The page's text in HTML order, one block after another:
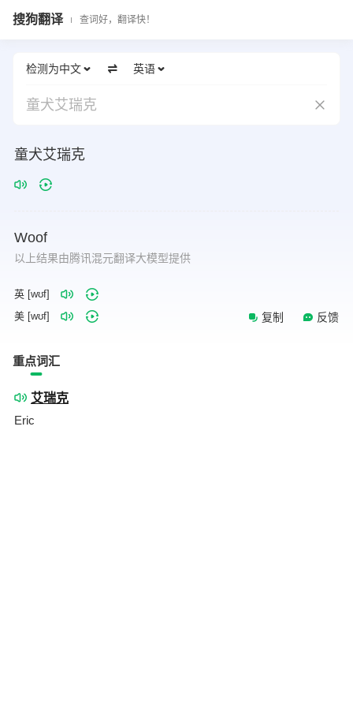
搜狗翻译 查词好，翻译快！
检测为中文 英语
童犬艾瑞克
童犬艾瑞克
Woof
以上结果由腾讯混元翻译大模型提供
英 [wʊf]
美 [wʊf]
复制 反馈
重点词汇
艾瑞克
Eric